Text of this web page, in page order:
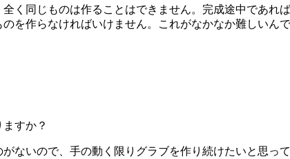
く同じものは作ることはできません。完成途中であれ
を作らなければいけません。これがなかなか難しいんで
すか？
ないので、手の動く限りグラブを作り続けたいと思って